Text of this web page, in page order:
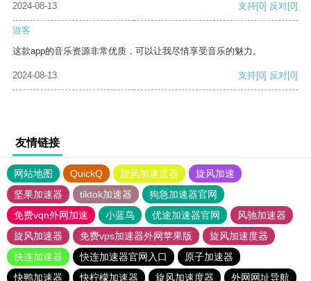
2024-08-13
支持[0] 反对[0]
游客
这款app的音乐资源非常优质，可以让我尽情享受音乐的魅力。
2024-08-13 支持[0] 反对[0]
友情链接
网站地图 QuickQ 旋风加速度器
旋风加速
坚果加速器
tiktok加速器
狗急加速器官网
免费vqn外网加速
小蓝鸟 优途加速器官网
风驰加速器
旋风加速器
免费vps加速器外网苹果版
旋风加速度器
快连加速器
快连加速器官网入口
原子加速器
快鸭加速器
快柠檬加速器 旋风加速度器
外网网址导航